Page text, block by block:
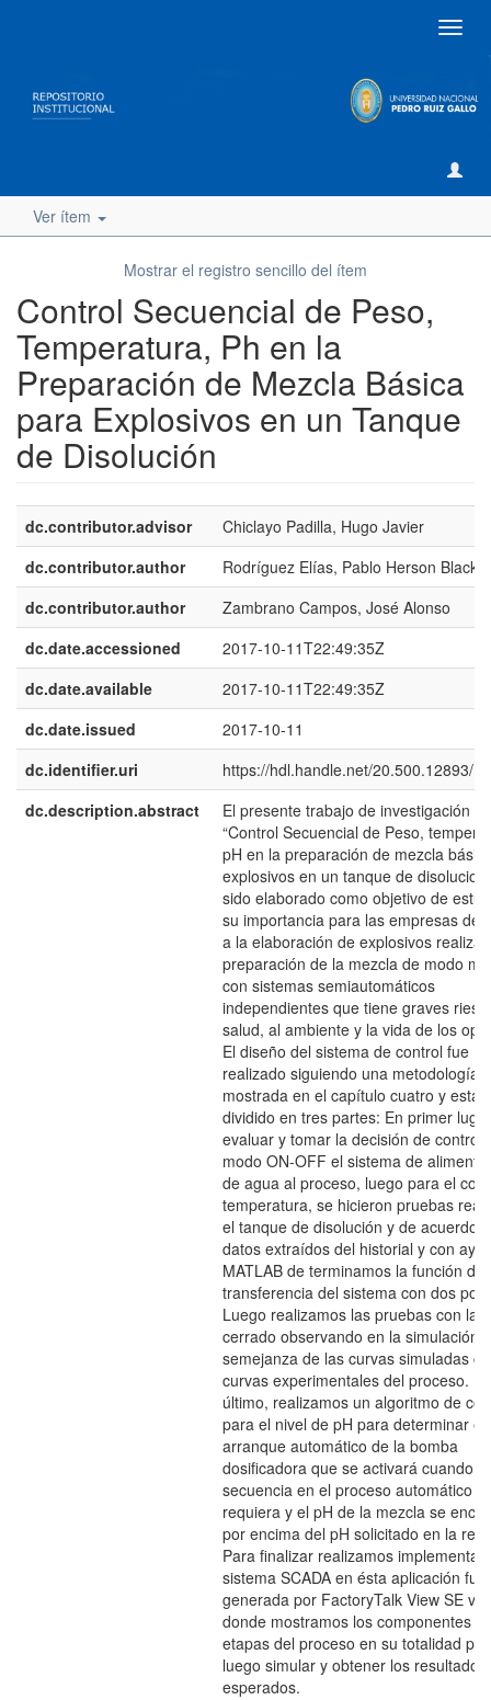
Ver ítem
Mostrar el registro sencillo del ítem
Control Secuencial de Peso,
Temperatura, Ph en la
Preparación de Mezcla Básica
para Explosivos en un Tanque
de Disolución
dc.contributor.advisor
Chiclayo Padilla, Hugo Javier
dc.contributor.author
Rodríguez Elías, Pablo Herson Black
dc.contributor.author
Zambrano Campos, José Alonso
dc.date.accessioned
2017-10-11T22:49:35Z
dc.date.available
2017-10-11T22:49:35Z
dc.date.issued
2017-10-11
dc.identifier.uri
https://hdl.handle.net/20.500.12893/
dc.description.abstract
El presente trabajo de investigación
“Control Secuencial de Peso,
pH en la preparación de mezcla
explosivos en un tanque de
sido elaborado como objetivo de
su importancia para las empresas
a la elaboración de explosivos
preparación de la mezcla de modo
con sistemas semiautomáticos
independientes que tiene graves
salud, al ambiente y la vida de los
El diseño del sistema de control fue
realizado siguiendo una metodología
mostrada en el capítulo cuatro y está
dividido en tres partes: En primer lugar
evaluar y tomar la decisión de
modo ON-OFF el sistema de
de agua al proceso, luego para el
temperatura, se hicieron pruebas
el tanque de disolución y de acuerdo
datos extraídos del historial y con
MATLAB de terminamos la función de
transferencia del sistema con dos
Luego realizamos las pruebas con
cerrado observando en la simulación
semejanza de las curvas simuladas
curvas experimentales del proceso.
último, realizamos un algoritmo de
para el nivel de pH para determinar el
arranque automático de la bomba
dosificadora que se activará cuando la
secuencia en el proceso automático lo
requiera y el pH de la mezcla se
por encima del pH solicitado en la
Para finalizar realizamos
sistema SCADA en ésta aplicación fue
generada por FactoryTalk View SE
donde mostramos los componentes y
etapas del proceso en su totalidad
luego simular y obtener los resultados
esperados.